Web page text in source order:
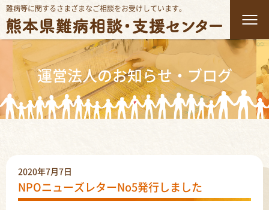
難病等に関するさまざまなご相談をお受けしています。
運営法人のお知らせ・ブログ
2020年7月7日
NPOニューズレターNo5発行しました